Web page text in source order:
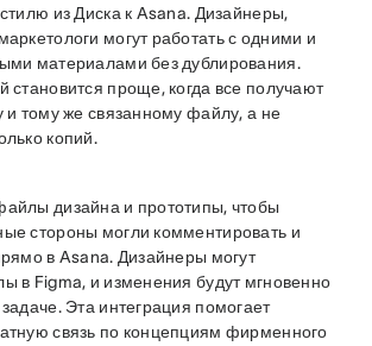
из Диска к Asana. Дизайнеры,
могут работать с одними и
материалами без дублирования.
становится проще, когда все получают
и тому же связанному файлу, а не
копий.
дизайна и прототипы, чтобы
стороны могли комментировать и
в Asana. Дизайнеры могут
в Figma, и изменения будут мгновенно
Эта интеграция помогает
связь по концепциям фирменного